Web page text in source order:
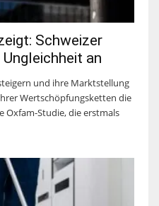
Schweizer
an
und ihre Marktstellung
Wertschöpfungsketten die
Oxfam-Studie, die erstmals